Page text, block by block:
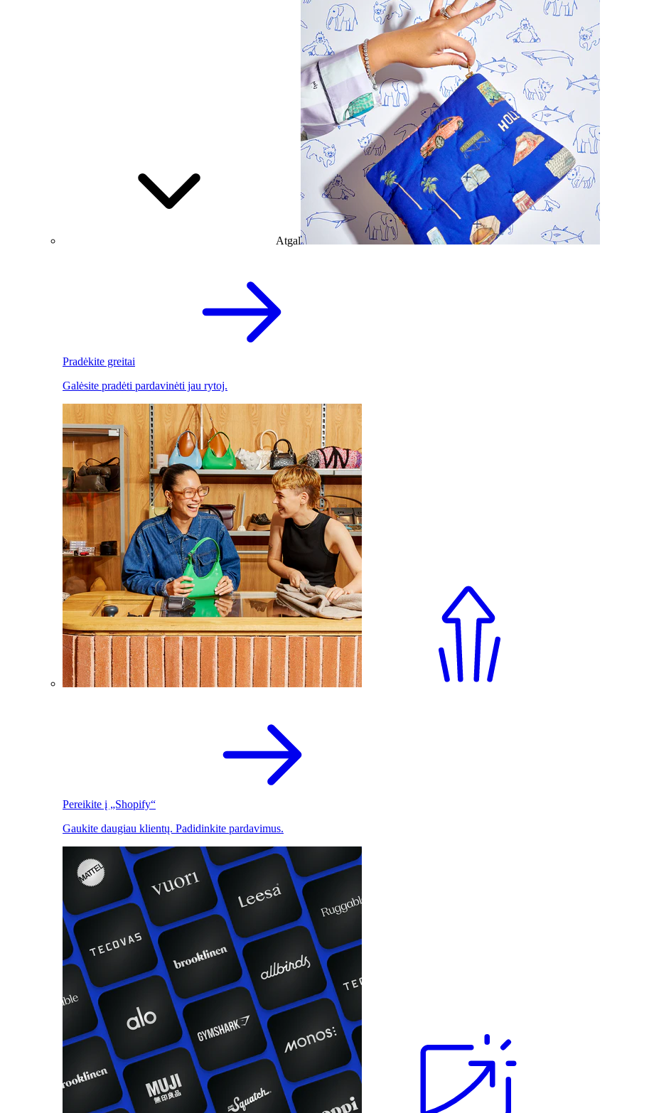
Atgal
Pradėkite greitai
Galėsite pradėti pardavinėti jau rytoj.
Pereikite į „Shopify“
Gaukite daugiau klientų. Padidinkite pardavimus.